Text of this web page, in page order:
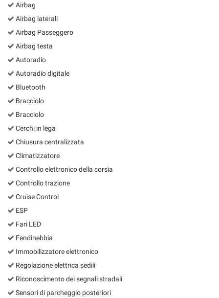
Airbag
Airbag laterali
Airbag Passeggero
Airbag testa
Autoradio
Autoradio digitale
Bluetooth
Bracciolo
Bracciolo
Cerchi in lega
Chiusura centralizzata
Climatizzatore
Controllo elettronico della corsia
Controllo trazione
Cruise Control
ESP
Fari LED
Fendinebbia
Immobilizzatore elettronico
Regolazione elettrica sedili
Riconoscimento dei segnali stradali
Sensori di parcheggio posteriori